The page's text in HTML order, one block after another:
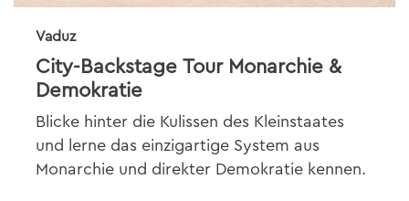
Vaduz
City-Backstage Tour Monarchie &
Demokratie
Blicke hinter die Kulissen des Kleinstaates
und lerne das einzigartige System aus
Monarchie und direkter Demokratie kennen.